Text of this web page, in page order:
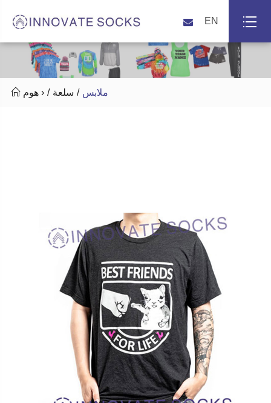
EN
 هوم › سلعة ملابس